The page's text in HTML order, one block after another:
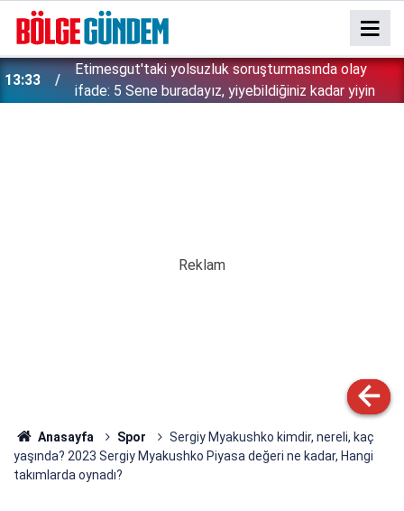
13:33
Etimesgut'taki yolsuzluk soruşturmasında olay
ifade: 5 Sene buradayız, yiyebildiğiniz kadar yiyin
Anasayfa Spor
Sergiy Myakushko kimdir, nereli, kaç
yaşında? 2023 Sergiy Myakushko Piyasa değeri ne kadar, Hangi
takımlarda oynadı?